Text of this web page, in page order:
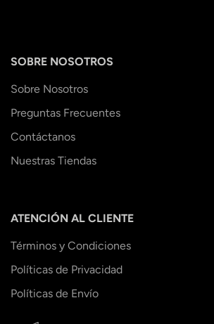
SOBRE NOSOTROS
Sobre Nosotros
Preguntas Frecuentes
Contáctanos
Nuestras Tiendas
ATENCIÓN AL CLIENTE
Términos y Condiciones
Políticas de Privacidad
Políticas de Envío